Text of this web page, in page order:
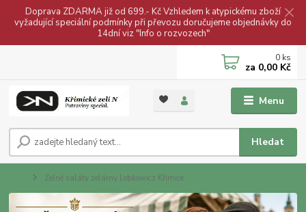
Doprava ZDARMA již od 699.- Kč Vzhledem k atypickému zboží
vyžadující speciální podmínky při převozu doručujeme objednávky do
14dní viz "Info o rozvozech"
Menu
Hledat
0 ks
za 0,00 Kč
Zelné saláty zelárny Lobkowicz Křimice